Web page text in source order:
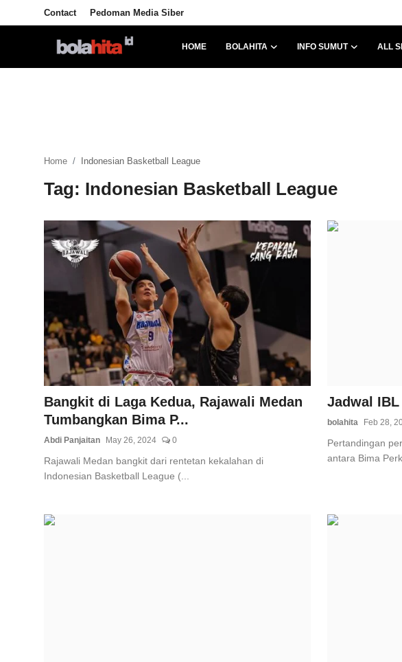
Contact Pedoman Media Siber
HOME BOLAHITA INFO SUMUT ALL
Sportainment
Total Sports
Contact
Pedoman Media Siber
Home Indonesian Basketball League
Tag: Indonesian Basketball League
Bangkit di Laga Kedua, Rajawali Medan
Tumbangkan Bima P...
Abdi Panjaitan May 26, 2024 0
Rajawali Medan bangkit dari rentetan kekalahan di
Indonesian Basketball League (...
Jadwal
bolahita Feb 28,
Pertandingan
antara Bima